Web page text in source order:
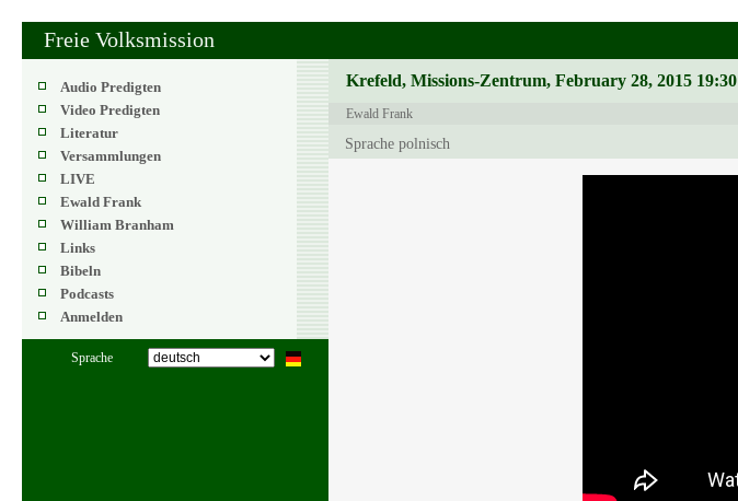
Freie Volksmission
Audio Predigten
Video Predigten
Literatur
Versammlungen
LIVE
Ewald Frank
William Branham
Links
Bibeln
Podcasts
Anmelden
Sprache
Krefeld, Missions-Zentrum, February 28, 2015 19:30
Ewald Frank
Sprache polnisch